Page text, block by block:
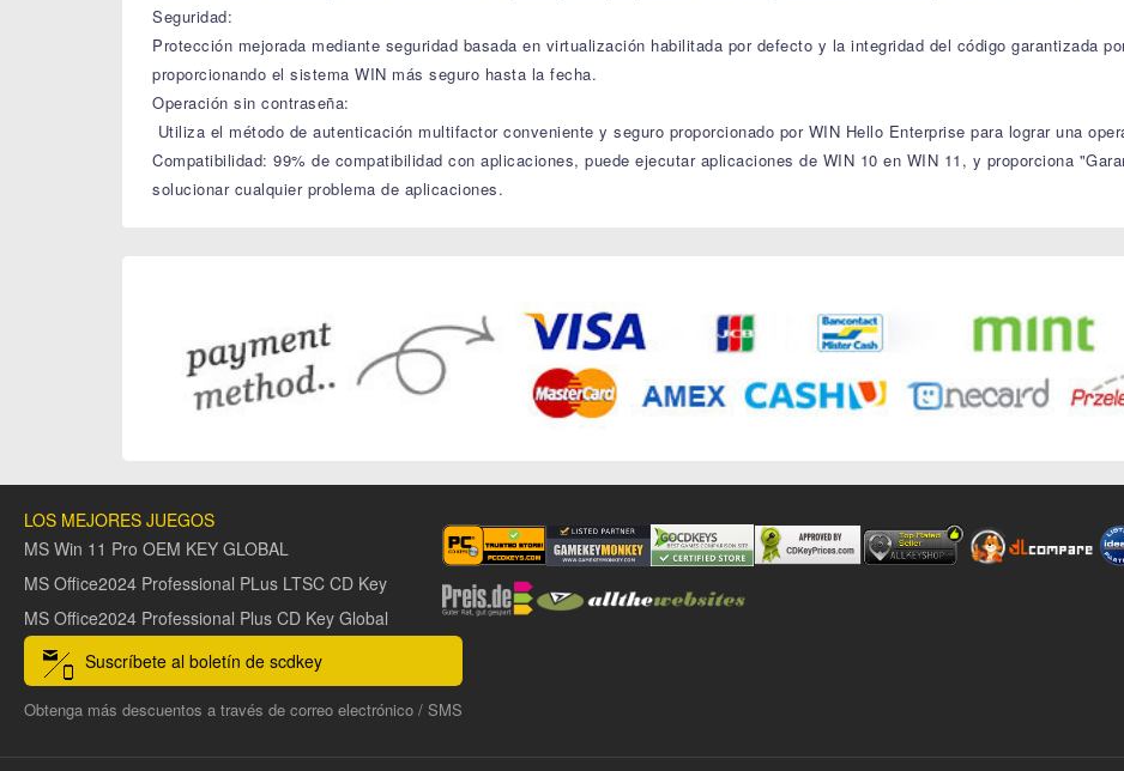
Seguridad:
Protección mejorada mediante seguridad basada en virtualización habilitada por defecto y la integridad del código garantizada
proporcionando el sistema WIN más seguro hasta la fecha.
Operación sin contraseña:
Utiliza el método de autenticación multifactor conveniente y seguro proporcionado por WIN Hello Enterprise para lograr una
Compatibilidad: 99% de compatibilidad con aplicaciones, puede ejecutar aplicaciones de WIN 10 en WIN 11, y proporciona
solucionar cualquier problema de aplicaciones.
LOS MEJORES JUEGOS
MS Win 11 Pro OEM KEY GLOBAL
MS Office2024 Professional PLus LTSC CD Key
MS Office2024 Professional Plus CD Key Global
Suscríbete al boletín de scdkey
Obtenga más descuentos a través de correo electrónico / SMS